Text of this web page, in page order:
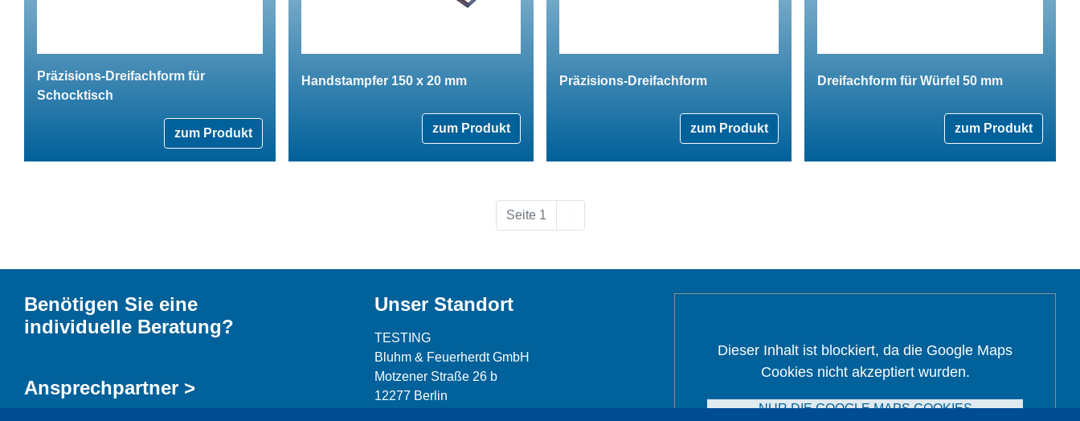
Präzisions-Dreifachform für
Schocktisch
zum Produkt
Handstampfer 150 x 20 mm
zum Produkt
Präzisions-Dreifachform
zum Produkt
Dreifachform für Würfel 50 mm
zum Produkt
Seite 1
Benötigen Sie eine
individuelle Beratung?
Ansprechpartner >
Unser Standort
TESTING
Bluhm & Feuerherdt GmbH
Motzener Straße 26 b
12277 Berlin
Dieser Inhalt ist blockiert, da die Google Maps
Cookies nicht akzeptiert wurden.
NUR DIE GOOGLE MAPS COOKIES